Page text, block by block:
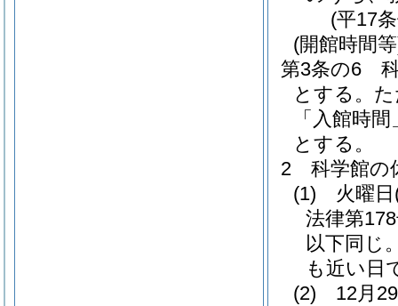
(平17
(開館時間
第3条の6
とする。
「入館時
とする。
2
科学館の
(1)
火曜日
法律第
以下同じ
も近い日
(2)
12月